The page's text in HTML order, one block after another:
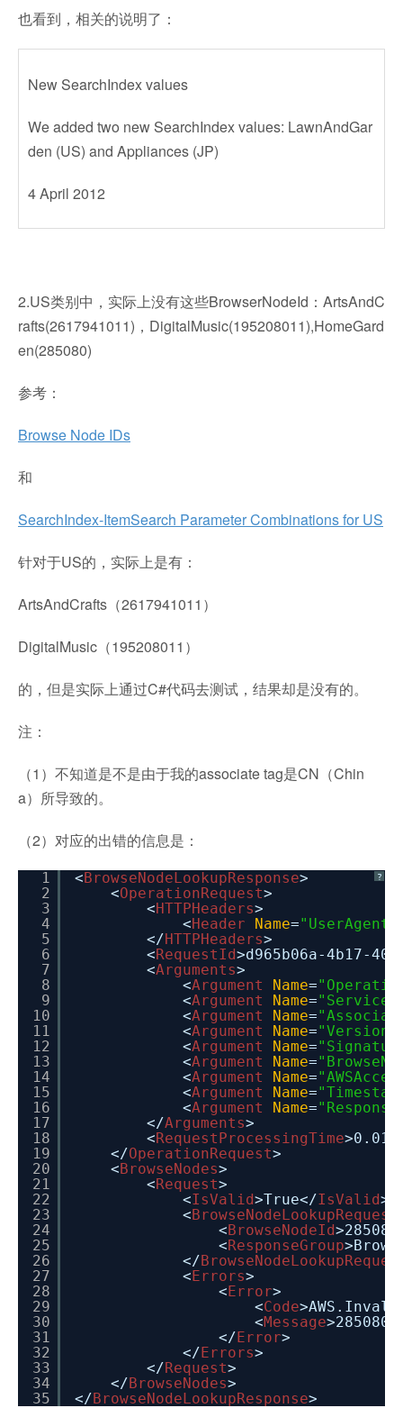
也看到，相关的说明了：
New SearchIndex values
We added two new SearchIndex values: LawnAndGar
den (US) and Appliances (JP)
4 April 2012
2.US类别中，实际上没有这些BrowserNodeId：ArtsAndC
rafts(2617941011)，DigitalMusic(195208011),HomeGard
en(285080)
参考：
Browse Node IDs
和
SearchIndex-ItemSearch Parameter Combinations for US
针对于US的，实际上是有：
ArtsAndCrafts（2617941011）
DigitalMusic（195208011）
的，但是实际上通过C#代码去测试，结果却是没有的。
注：
（1）不知道是不是由于我的associate tag是CN（Chin
a）所导致的。
（2）对应的出错的信息是：
?
1
2
3
4
5
6
7
8
9
10
11
12
13
14
15
16
17
18
19
20
21
22
23
24
25
26
27
28
29
30
31
32
33
34
35
<BrowseNodeLookupResponse>
<OperationRequest>
<HTTPHeaders>
<Header Name="UserAgent"
</HTTPHeaders>
<RequestId>d965b06a-4b17-
<Arguments>
<Argument Name=
<Argument Name="Service"
<Argument Name=
<Argument Name="Version"
<Argument Name=
<Argument Name=
<Argument Name=
<Argument Name=
<Argument Name=
</Arguments>
<RequestProcessingTime
</OperationRequest>
<BrowseNodes>
<Request>
<IsValid>True</IsValid>
<BrowseNodeLookupRequest
<BrowseNodeId
<ResponseGroup
</
<Errors>
<Error>
<Code
<Message
</Error>
</Errors>
</Request>
</BrowseNodes>
</BrowseNodeLookupResponse>